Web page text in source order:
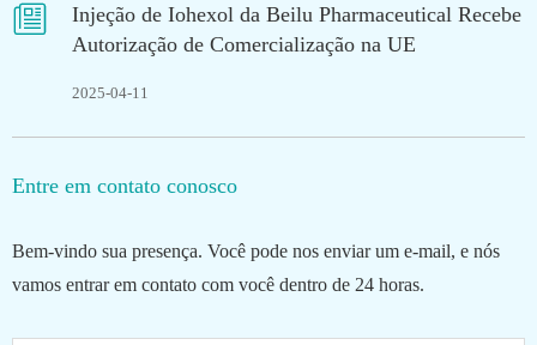

Injeção de Iohexol da Beilu Pharmaceutical Recebe
Autorização de Comercialização na UE
2025-04-11
Entre em contato conosco
Bem-vindo sua presença. Você pode nos enviar um e-mail, e nós
vamos entrar em contato com você dentro de 24 horas.